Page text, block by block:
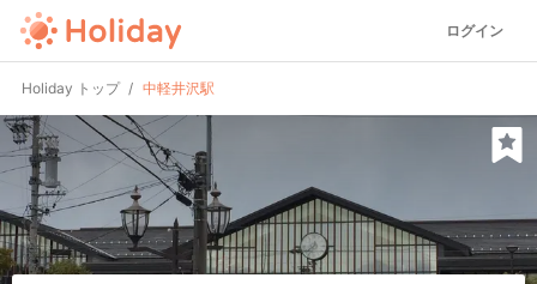
ログイン
Holiday トップ 中軽井沢駅